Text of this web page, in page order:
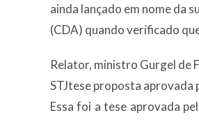
ainda lançado em nome da
(CDA) quando verificado
Relator, ministro Gurgel de
STJtese proposta aprovada
Essa foi a tese aprovada